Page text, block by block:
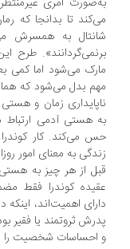
تا بدانجا که رمان
به همسرش
طرح این
می‌شود اما کمی بعد و
بدل می‌شود که همانا
زمان و هستی. به
هستی آدمی ارتباط
می‌کند. کار کوندرا به
به معنای امور روزانه
از هر چیز به هستی
کوندرا فقط
اهمیت‌اند، اینکه در رمان
ثروتمند یا فقیر بوده
شخصیت را دریافت،